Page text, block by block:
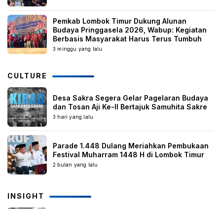
Pemkab Lombok Timur Dukung Alunan
Budaya Pringgasela 2026, Wabup: Kegiatan
Berbasis Masyarakat Harus Terus Tumbuh
3 minggu yang lalu
CULTURE
Desa Sakra Segera Gelar Pagelaran Budaya
dan Tosan Aji Ke-II Bertajuk Samuhita Sakre
3 hari yang lalu
Parade 1.448 Dulang Meriahkan Pembukaan
Festival Muharram 1448 H di Lombok Timur
2 bulan yang lalu
INSIGHT